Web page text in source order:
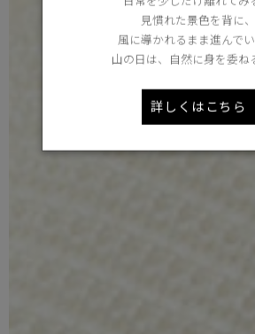
見慣れた景色を背に、
風に導かれるまま進んでい
山の日は、自然に身を委ね
詳しくはこちら